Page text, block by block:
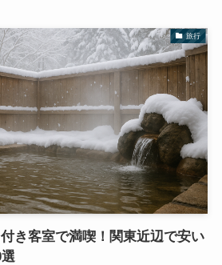
旅行
き客室で満喫！関東近辺で安い